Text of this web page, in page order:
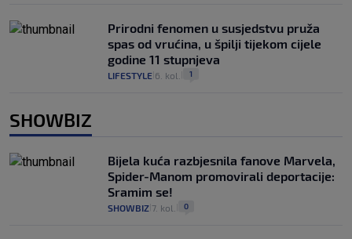
Prirodni fenomen u susjedstvu pruža
spas od vrućina, u špilji tijekom cijele
godine 11 stupnjeva
LIFESTYLE 6. kol. 1
SHOWBIZ
Bijela kuća razbjesnila fanove Marvela,
Spider-Manom promovirali deportacije:
Sramim se!
SHOWBIZ 7. kol. 0